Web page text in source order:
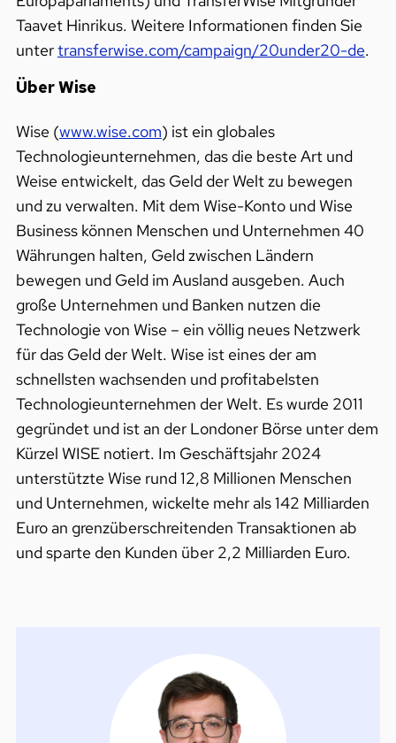
Taavet Hinrikus. Weitere Informationen finden Sie
unter ​transferwise.com/campaign/20under20-de​.
Über Wise
Wise (www.wise.com) ist ein globales
Technologieunternehmen, das die beste Art und
Weise entwickelt, das Geld der Welt zu bewegen
und zu verwalten. Mit dem Wise-Konto und Wise
Business können Menschen und Unternehmen 40
Währungen halten, Geld zwischen Ländern
bewegen und Geld im Ausland ausgeben. Auch
große Unternehmen und Banken nutzen die
Technologie von Wise – ein völlig neues Netzwerk
für das Geld der Welt. Wise ist eines der am
schnellsten wachsenden und profitabelsten
Technologieunternehmen der Welt. Es wurde 2011
gegründet und ist an der Londoner Börse unter dem
Kürzel WISE notiert. Im Geschäftsjahr 2024
unterstützte Wise rund 12,8 Millionen Menschen
und Unternehmen, wickelte mehr als 142 Milliarden
Euro an grenzüberschreitenden Transaktionen ab
und sparte den Kunden über 2,2 Milliarden Euro.